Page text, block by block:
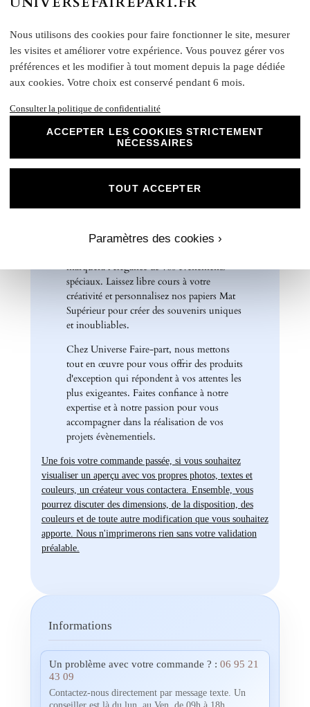
Carte recto verso : 14 x 15 cm
Format A5 portrait : 14 x 21 cm
Format rectangle paysage : 21 x 10 cm
Etiquette bouteille: Elles ont une taille unique, pensée
pour convenir à la majorité des bouteilles : 14 x 10 cm
parfait pour des faire-part de mariage, des
invitations d'anniversaire, des cartes de
pour ce papier de haute qualité pour un
marquera l'élégance de vos évènements
spéciaux. Laissez libre cours à votre
créativité et personnalisez nos papiers Mat
Supérieur pour créer des souvenirs uniques
et inoubliables.
Chez Universe Faire-part, nous mettons
tout en œuvre pour vous offrir des produits
d'exception qui répondent à vos attentes les
plus exigeantes. Faites confiance à notre
expertise et à notre passion pour vous
accompagner dans la réalisation de vos
projets évènementiels.
Une fois votre commande passée, si vous souhaitez
visualiser un aperçu avec vos propres photos, textes et
couleurs, un créateur vous contactera. Ensemble, vous
pourrez discuter des dimensions, de la disposition, des
couleurs et de toute autre modification que vous souhaitez
apporte. Nous n'imprimerons rien sans votre validation
préalable.
Informations
Un problème avec votre commande ? : 06 95 21
43 09
Contactez-nous directement par message texte. Un
Nous utilisons des cookies pour faire fonctionner le site, mesurer
les visites et améliorer votre expérience. Vous pouvez gérer vos
préférences et les modifier à tout moment depuis la page dédiée
aux cookies. Votre choix est conservé pendant 6 mois.
Consulter la politique de confidentialité
ACCEPTER LES COOKIES STRICTEMENT
NÉCESSAIRES
Paramètres des cookies ›
TOUT ACCEPTER